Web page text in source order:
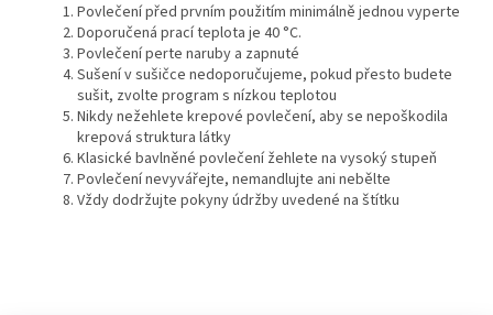
Povlečení před prvním použitím minimálně jednou vyperte
Doporučená prací teplota je 40 °C.
Povlečení perte naruby a zapnuté
Sušení v sušičce nedoporučujeme, pokud přesto budete
sušit, zvolte program s nízkou teplotou
Nikdy nežehlete krepové povlečení, aby se nepoškodila
krepová struktura látky
Klasické bavlněné povlečení žehlete na vysoký stupeň
Povlečení nevyvářejte, nemandlujte ani nebělte
Vždy dodržujte pokyny údržby uvedené na štítku